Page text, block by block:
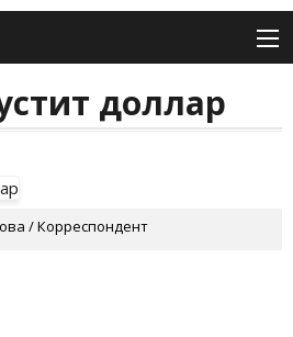
доллар
/ Корреспондент